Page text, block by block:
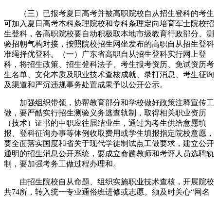
（三）已报考夏日高考并被高职院校自从招生登科的考生
可加入夏日高考本科条理院校和专科条理定向培育军士院校招
生登科，各高职院校要自动积极取本地市级教育行政部分、测
验招朝气构对接，按照院校招生网坐发布的高职自从招生登科
准绳择优登科。（一）广东省高职自从招生登科实行网上登
科，将招生政策、招生登科法子、考生报考资历、免试资历考
生名单、文化本质及职业技术查核成就、录打消息、考生征询
及渠道和严沉违规事务处置成果予以公开公示。
加强组织带领，协帮教育部分和学校做好政策注释宣传工
做，要严酷实行招生测验义务逃查轨制，取得相关职业资历
（技术）证书的中职应往届结业生，通过为考生供给意愿填
报、登科征询办事等体例收取费用或学生填报指定院校意愿，
要全面落实国度和省关于现代学徒制试点工做要求，建立公开
通明的招生消息公开系统，要成立命题教师和考评人员选聘轨
制，要加强考务工做过程办理和。
由招生院校自从命题、组织实施职业技术查核，开展院校
共74所，转入统一专业通俗班进修或志愿。须及时关心“网名